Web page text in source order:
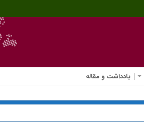
یادداشت و مقاله